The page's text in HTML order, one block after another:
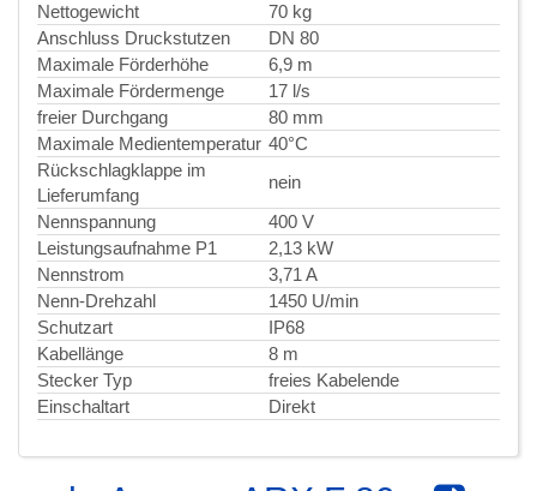
Nettogewicht
70 kg
Anschluss Druckstutzen
DN 80
Maximale Förderhöhe
6,9 m
Maximale Fördermenge
17 l/s
freier Durchgang
80 mm
Maximale Medientemperatur 40°C
Rückschlagklappe im
Lieferumfang
nein
Nennspannung
400 V
Leistungsaufnahme P1
2,13 kW
Nennstrom
3,71 A
Nenn-Drehzahl
1450 U/min
Schutzart
IP68
Kabellänge
8 m
Stecker Typ
freies Kabelende
Einschaltart
Direkt